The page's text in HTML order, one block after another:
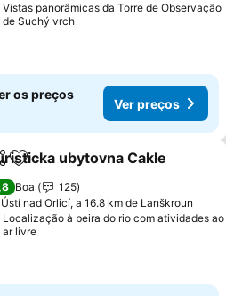
Vistas panorâmicas da Torre de Observação
de Suchý vrch
os preços
Ver preços
Adicionar aos favoritos
ubytovna Cakle
Boa
125
Ústí nad Orlicí, a 16.8 km de Lanškroun
Localização à beira do rio com atividades ao
ar livre